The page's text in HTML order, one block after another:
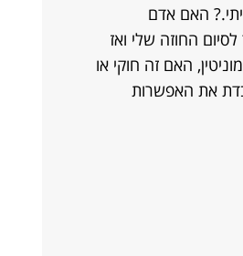
האם אדם
החוזה שלי ואז
האם זה חוקי או
את האפשרות